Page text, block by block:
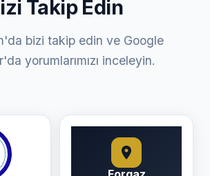
Takip Edin
bizi takip edin ve Google
yorumlarımızı inceleyin.